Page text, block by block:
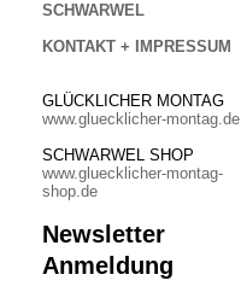
SCHWARWEL
KONTAKT + IMPRESSUM
GLÜCKLICHER MONTAG
www.gluecklicher-montag.de
SCHWARWEL SHOP
www.gluecklicher-montag-
shop.de
Newsletter
Anmeldung